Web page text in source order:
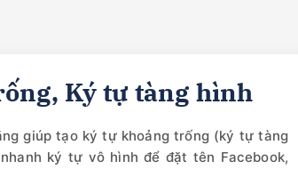
Ký tự tàng hình
giúp tạo ký tự khoảng trống (ký tự tàng
ký tự vô hình để đặt tên Facebook,